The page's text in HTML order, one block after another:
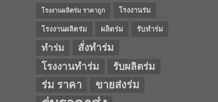
โรงงานผลิตร่ม ราคาถูก โรงงานร่ม
โรงงานผลิตร่ม ผลิตร่ม รับทำร่ม
ทำร่ม
สั่งทำร่ม
โรงงานทำร่ม
รับผลิตร่ม
ร่ม ราคา ขายส่งร่ม